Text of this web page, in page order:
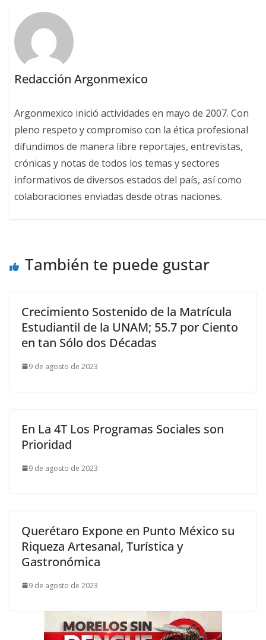
Redacción Argonmexico
Argonmexico inició actividades en mayo de 2007. Con
pleno respeto y compromiso con la ética profesional
difundimos de manera libre reportajes, entrevistas,
crónicas y notas de todos los temas y sectores
informativos de diversos estados del país, así como
colaboraciones enviadas desde otras naciones.
También te puede gustar
Crecimiento Sostenido de la Matrícula
Estudiantil de la UNAM; 55.7 por Ciento
en tan Sólo dos Décadas
9 de agosto de 2023
En La 4T Los Programas Sociales son
Prioridad
9 de agosto de 2023
Querétaro Expone en Punto México su
Riqueza Artesanal, Turística y
Gastronómica
9 de agosto de 2023